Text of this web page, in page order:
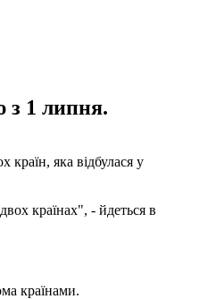
з 1 липня.
країн, яка відбулася у
країнах", - йдеться в
країнами.